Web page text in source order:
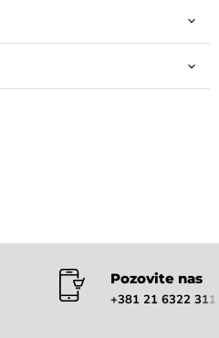
Pozovite nas
+381 21 6322 311